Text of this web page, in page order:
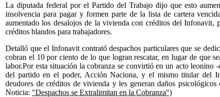
La diputada federal por el Partido del Trabajo dijo que esto
insolvencia para pagar y formen parte de la lista de cartera
aumentado los desalojos de la vivienda con créditos del Infonavit,
créditos blandos para trabajadores.
Detalló que el Infonavit contrató despachos particulares que se
cobran el 10 por ciento de lo que logran rescatar, en lugar de que
labor.Por esta situación la cobranza se convirtió en un acto leonino
del partido en el poder, Acción Naciona, y el mismo titular del
deudores de créditos de vivienda y les generan daños
Noticia: "Despachos se Extralimitan en la Cobranza")